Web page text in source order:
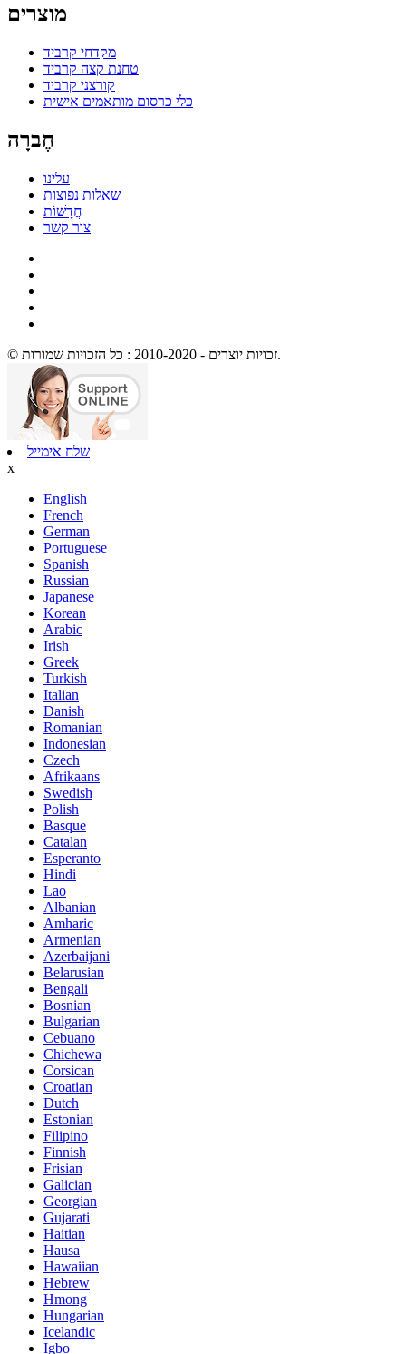
מוצרים
מקדחי קרביד
טחנת קצה קרביד
קורצני קרביד
כלי כרסום מותאמים אישית
חֶברָה
עלינו
שאלות נפוצות
חֲדָשׁוֹת
צור קשר
© זכויות יוצרים - 2010-2020 : כל הזכויות שמורות.
שלח אימייל
x
English
French
German
Portuguese
Spanish
Russian
Japanese
Korean
Arabic
Irish
Greek
Turkish
Italian
Danish
Romanian
Indonesian
Czech
Afrikaans
Swedish
Polish
Basque
Catalan
Esperanto
Hindi
Lao
Albanian
Amharic
Armenian
Azerbaijani
Belarusian
Bengali
Bosnian
Bulgarian
Cebuano
Chichewa
Corsican
Croatian
Dutch
Estonian
Filipino
Finnish
Frisian
Galician
Georgian
Gujarati
Haitian
Hausa
Hawaiian
Hebrew
Hmong
Hungarian
Icelandic
Igbo